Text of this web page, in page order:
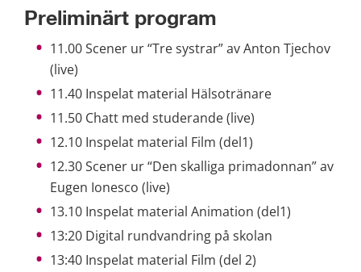
Preliminärt program
11.00 Scener ur “Tre systrar” av Anton Tjechov
(live)
11.40 Inspelat material Hälsotränare
11.50 Chatt med studerande (live)
12.10 Inspelat material Film (del1)
12.30 Scener ur “Den skalliga primadonnan” av
Eugen Ionesco (live)
13.10 Inspelat material Animation (del1)
13:20 Digital rundvandring på skolan
13:40 Inspelat material Film (del 2)